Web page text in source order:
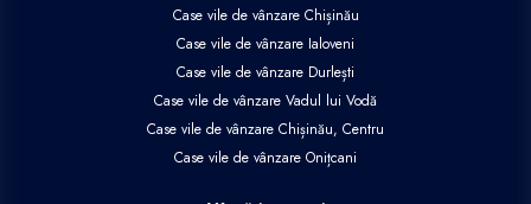
Case vile de vânzare Chișinău
Case vile de vânzare Ialoveni
Case vile de vânzare Durlești
Case vile de vânzare Vadul lui Vodă
Case vile de vânzare Chișinău, Centru
Case vile de vânzare Onițcani